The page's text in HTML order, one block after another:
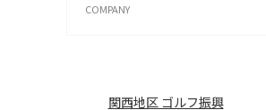
COMPANY
関西地区 ゴルフ振興